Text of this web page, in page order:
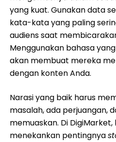
yang kuat. Gunakan data
kata-kata yang paling
audiens saat
Menggunakan bahasa
akan membuat mereka
dengan konten Anda.
Narasi yang baik harus
masalah, ada perjuangan,
memuaskan. Di DigiMarket,
menekankan pentingnya